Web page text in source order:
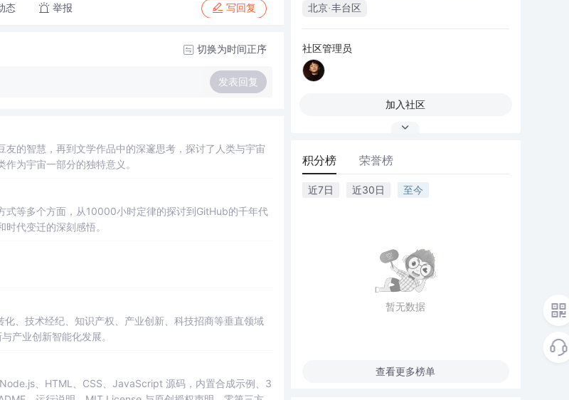
态 举报 写回复
切换为时间正序
发表回复
友的智慧，再到文学作品中的深邃思考，探讨了人类与宇宙
为宇宙一部分的独特意义。
式等多个方面，从10000小时定律的探讨到GitHub的千年代
代变迁的深刻感悟。
、技术经纪、知识产权、产业创新、科技招商等垂直领域
产业创新智能化发展。
、HTML、CSS、JavaScript 源码，内置合成示例、3
北京·丰台区
社区管理员
加入社区
积分榜 荣誉榜
近7日 近30日 至今
暂无数据
查看更多榜单